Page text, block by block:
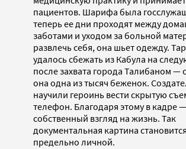
пациентов. Шарифа была
теперь ее дни проходят между
заботами и уходом за больной
развлечь себя, она шьет одежду.
удалось сбежать из Кабула на
после захвата города Талибаном —
она одна из тысяч беженок.
научили героинь вести скрытую
телефон. Благодаря этому в кадре
собственный взгляд на жизнь. Так
документальная картина становится
предельно личной.